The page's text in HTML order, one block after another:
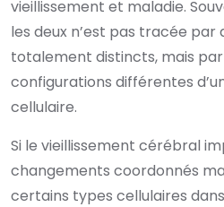
vieillissement et maladie.
les deux n’est pas tracée par
totalement distincts, mais
configurations différentes
cellulaire.
Si le vieillissement cérébral
changements coordonnés
certains types cellulaires